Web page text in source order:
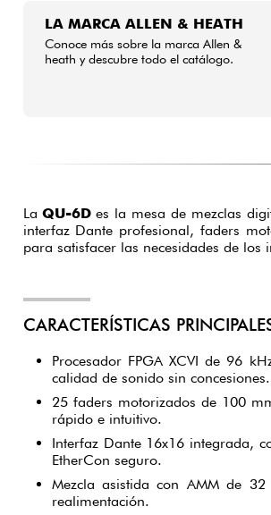
LA MARCA ALLEN & HEATH
Conoce más sobre la marca Allen &
heath y descubre todo el catálogo.
La QU-6Des la mesa de mezclas
interfaz Dante profesional, faders
para satisfacer las necesidades de
CARACTERÍSTICAS
Procesador FPGA XCVI de 96
calidad de sonido sin concesiones.
25 faders motorizados de 100
rápido e intuitivo.
Interfaz Dante 16x16 integrada,
EtherCon seguro.
Mezcla asistida con AMM de
realimentación.